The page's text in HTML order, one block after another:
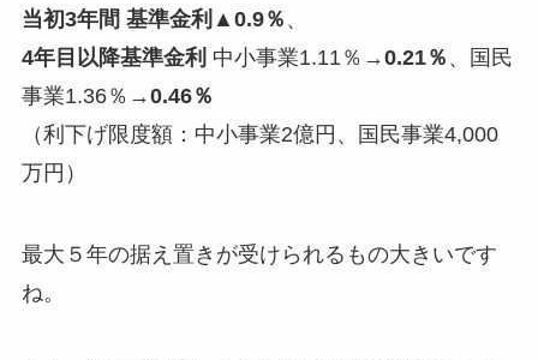
当初3年間 基準金利▲0.9％ 、
4年目以降基準金利 中小事業1.11％→0.21％ 、国民
事業1.36％→0.46％
（利下げ限度額：中小事業2億円、国民事業4,000
万円）
最大５年の据え置きが受けられるもの大きいです
ね。